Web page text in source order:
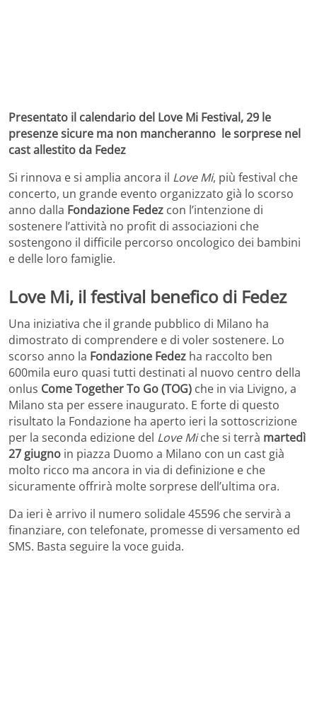
Presentato il calendario del Love Mi Festival, 29 le
presenze sicure ma non mancheranno le sorprese nel
cast allestito da Fedez
Si rinnova e si amplia ancora il Love Mi, più festival che
concerto, un grande evento organizzato già lo scorso
anno dalla Fondazione Fedez con l’intenzione di
sostenere l’attività no profit di associazioni che
sostengono il difficile percorso oncologico dei bambini
e delle loro famiglie.
Love Mi, il festival benefico di Fedez
Una iniziativa che il grande pubblico di Milano ha
dimostrato di comprendere e di voler sostenere. Lo
scorso anno la Fondazione Fedez ha raccolto ben
600mila euro quasi tutti destinati al nuovo centro della
onlus Come Together To Go (TOG) che in via Livigno, a
Milano sta per essere inaugurato. E forte di questo
risultato la Fondazione ha aperto ieri la sottoscrizione
per la seconda edizione del Love Miche si terrà martedì
27 giugno in piazza Duomo a Milano con un cast già
molto ricco ma ancora in via di definizione e che
sicuramente offrirà molte sorprese dell’ultima ora.
Da ieri è arrivo il numero solidale 45596 che servirà a
finanziare, con telefonate, promesse di versamento ed
SMS. Basta seguire la voce guida.